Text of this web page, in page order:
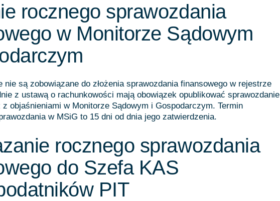
rocznego sprawozdania
w Monitorze Sądowym
nie są zobowiązane do złożenia sprawozdania finansowego w rejestrze
z ustawą o rachunkowości mają obowiązek opublikować sprawozdanie
objaśnieniami w Monitorze Sądowym i Gospodarczym. Termin
w MSiG to 15 dni od dnia jego zatwierdzenia.
rocznego sprawozdania
do Szefa KAS
PIT